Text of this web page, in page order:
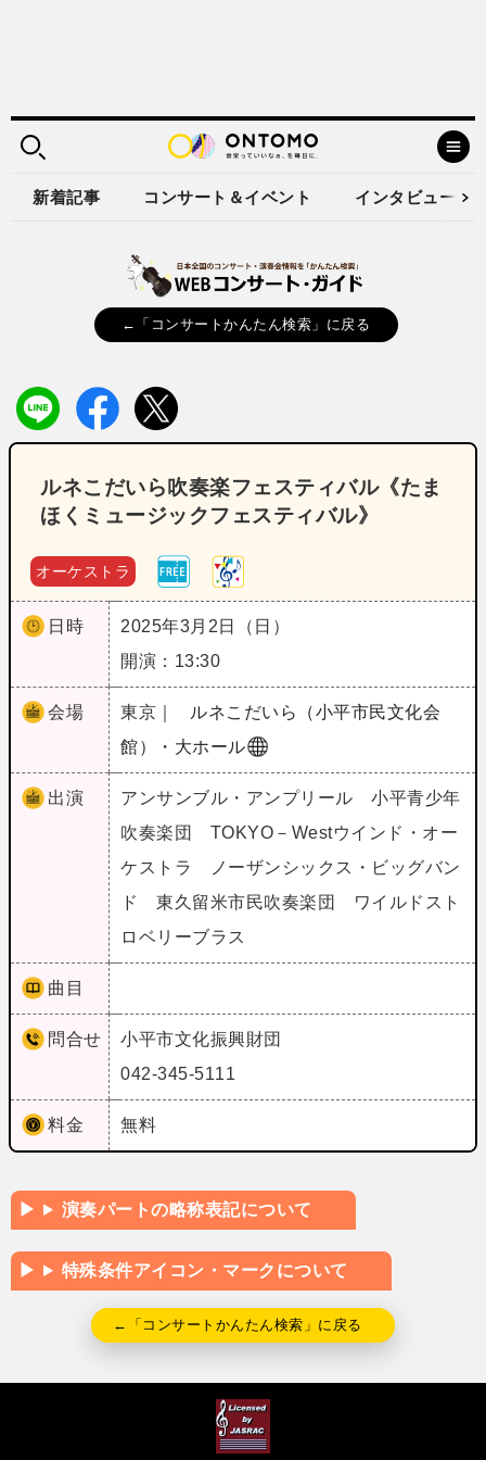
新着記事 コンサート＆イベント インタビュー
←「コンサートかんたん検索」に戻る
ルネこだいら吹奏楽フェスティバル《たま
ほくミュージックフェスティバル》
オーケストラ
日時
2025年3月2日（日）
開演：13:30
会場 東京｜
ルネこだいら（小平市民文化会
館）・大ホール
出演
アンサンブル・アンプリール 小平青少年
吹奏楽団 TOKYO－Westウインド・オー
ケストラ ノーザンシックス・ビッグバン
ド 東久留米市民吹奏楽団 ワイルドスト
ロベリーブラス
曲目
問合せ
小平市文化振興財団
042-345-5111
料金 無料
演奏パートの略称表記について
特殊条件アイコン・マークについて
←「コンサートかんたん検索」に戻る